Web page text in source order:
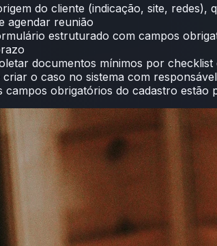
do cliente (indicação, site,
agendar reunião
estruturado com campos
documentos mínimos por
o caso no sistema com
campos obrigatórios do cadastro